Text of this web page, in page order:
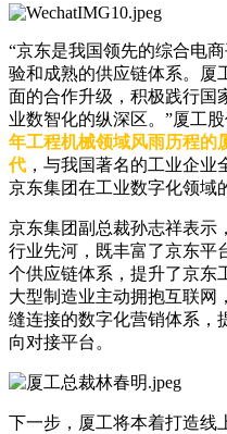
“京东是我国领先的综合电
验和成熟的供应链体系。厦
面的合作升级，积极践行国
业数智化的纵深区。”厦工
年工程机械领域风雨历程的
代 ，与我国著名的工业企
京东集团在工业数字化领域
京东集团副总裁孙志祥表示
行业先河，既丰富了京东平
个供应链体系，提升了京东
大型制造业主动拥抱互联网
缝连接的数字化营销体系，
向对接平台。
下一步，厦工将本着打造线